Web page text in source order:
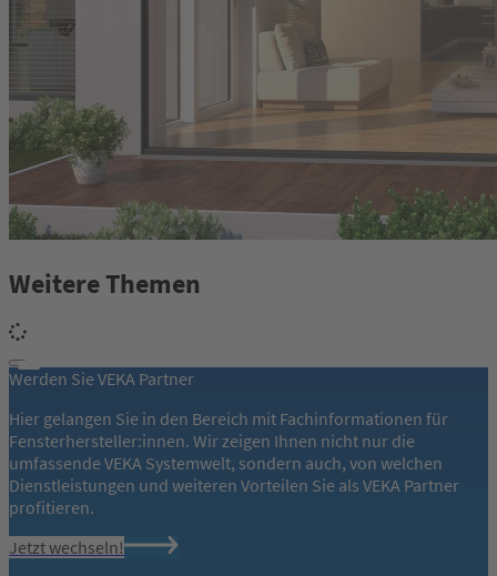
Weitere Themen
Werden Sie VEKA Partner
Hier gelangen Sie in den Bereich mit Fachinformationen für
Fensterhersteller:innen. Wir zeigen Ihnen nicht nur die
umfassende VEKA Systemwelt, sondern auch, von welchen
Dienstleistungen und weiteren Vorteilen Sie als VEKA Partner
profitieren.
Jetzt wechseln!